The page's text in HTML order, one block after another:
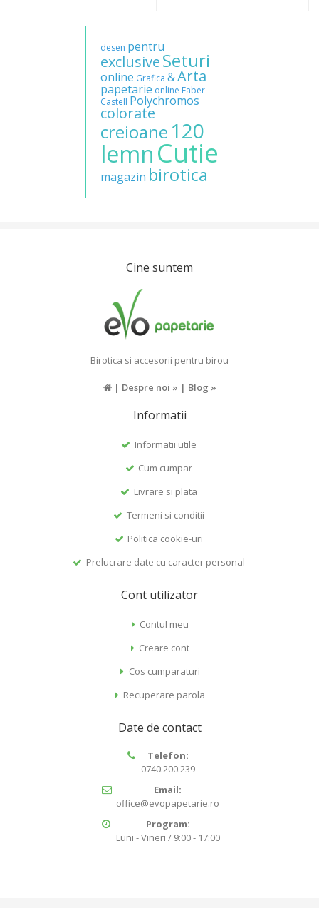
desen pentru
exclusiveSeturi
online Grafica &Arta
papetarie online Faber-
Castell Polychromos
colorate
creioane 120
lemnCutie
magazin birotica
Cine suntem
Birotica si accesorii pentru birou
| Despre noi » | Blog »
Informatii
Informatii utile
Cum cumpar
Livrare si plata
Termeni si conditii
Politica cookie-uri
Prelucrare date cu caracter personal
Cont utilizator
Contul meu
Creare cont
Cos cumparaturi
Recuperare parola
Date de contact
Telefon:
0740.200.239
Email:
office@evopapetarie.ro
Program:
Luni - Vineri / 9:00 - 17:00